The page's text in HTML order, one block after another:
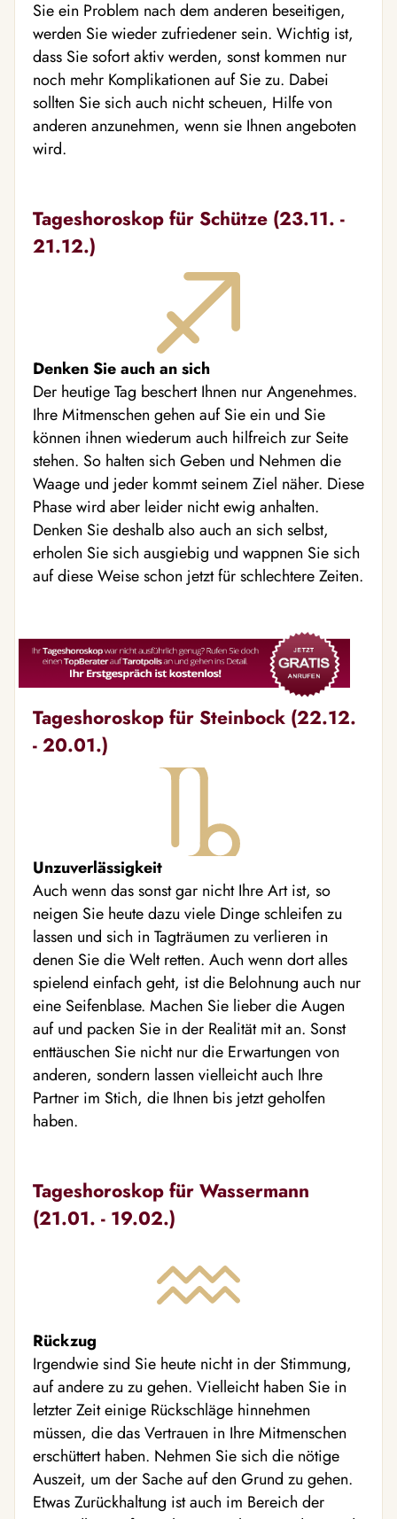
Sie ein Problem nach dem anderen beseitigen,
werden Sie wieder zufriedener sein. Wichtig ist,
dass Sie sofort aktiv werden, sonst kommen nur
noch mehr Komplikationen auf Sie zu. Dabei
sollten Sie sich auch nicht scheuen, Hilfe von
anderen anzunehmen, wenn sie Ihnen angeboten
wird.
Tageshoroskop für Schütze (23.11. -
21.12.)
Denken Sie auch an sich
Der heutige Tag beschert Ihnen nur Angenehmes.
Ihre Mitmenschen gehen auf Sie ein und Sie
können ihnen wiederum auch hilfreich zur Seite
stehen. So halten sich Geben und Nehmen die
Waage und jeder kommt seinem Ziel näher. Diese
Phase wird aber leider nicht ewig anhalten.
Denken Sie deshalb also auch an sich selbst,
erholen Sie sich ausgiebig und wappnen Sie sich
auf diese Weise schon jetzt für schlechtere Zeiten.
Tageshoroskop für Steinbock (22.12.
- 20.01.)
Unzuverlässigkeit
Auch wenn das sonst gar nicht Ihre Art ist, so
neigen Sie heute dazu viele Dinge schleifen zu
lassen und sich in Tagträumen zu verlieren in
denen Sie die Welt retten. Auch wenn dort alles
spielend einfach geht, ist die Belohnung auch nur
eine Seifenblase. Machen Sie lieber die Augen
auf und packen Sie in der Realität mit an. Sonst
enttäuschen Sie nicht nur die Erwartungen von
anderen, sondern lassen vielleicht auch Ihre
Partner im Stich, die Ihnen bis jetzt geholfen
haben.
Tageshoroskop für Wassermann
(21.01. - 19.02.)
Rückzug
Irgendwie sind Sie heute nicht in der Stimmung,
auf andere zu zu gehen. Vielleicht haben Sie in
letzter Zeit einige Rückschläge hinnehmen
müssen, die das Vertrauen in Ihre Mitmenschen
erschüttert haben. Nehmen Sie sich die nötige
Auszeit, um der Sache auf den Grund zu gehen.
Etwas Zurückhaltung ist auch im Bereich der